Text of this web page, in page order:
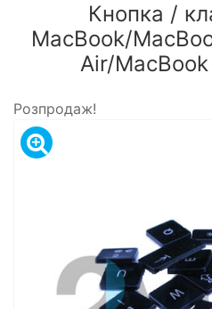
Кнопка /
MacBook/
Air/
Розпродаж!